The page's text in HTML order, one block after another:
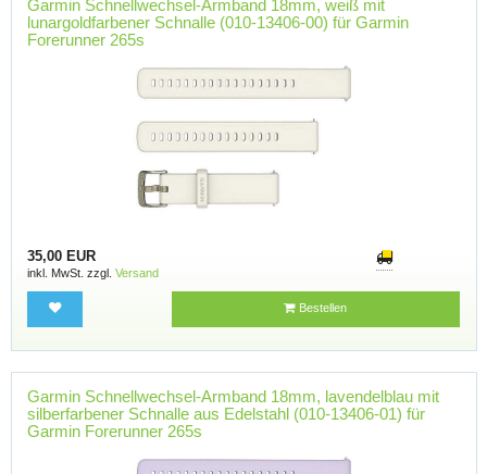
Garmin Schnellwechsel-Armband 18mm, weiß mit
lunargoldfarbener Schnalle (010-13406-00) für Garmin
Forerunner 265s
35,00 EUR
inkl. MwSt. zzgl. Versand
Bestellen
Garmin Schnellwechsel-Armband 18mm, lavendelblau mit
silberfarbener Schnalle aus Edelstahl (010-13406-01) für
Garmin Forerunner 265s